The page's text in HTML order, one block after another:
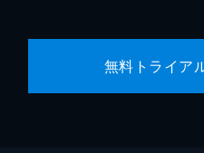
無料トライア